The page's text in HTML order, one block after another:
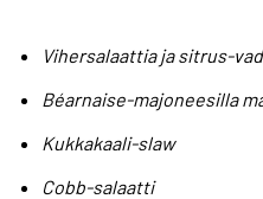
Vihersalaattia ja sitrus-
Béarnaise-majoneesilla
Kukkakaali-slaw
Cobb-salaatti